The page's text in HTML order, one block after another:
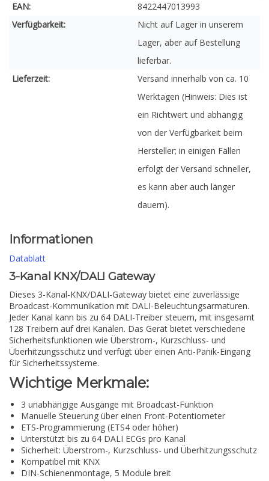
EAN:
8422447013993
Verfügbarkeit:
Nicht auf Lager in unserem
Lager, aber auf Bestellung
lieferbar.
Lieferzeit:
Versand innerhalb von ca. 10
Werktagen (Hinweis: Dies ist
ein Richtwert und abhängig
von der Verfügbarkeit beim
Hersteller; in einigen Fällen
erfolgt der Versand schneller,
es kann aber auch länger
dauern).
Informationen
Datablatt
3-Kanal KNX/DALI Gateway
Dieses 3-Kanal-KNX/DALI-Gateway bietet eine zuverlässige
Broadcast-Kommunikation mit DALI-Beleuchtungsarmaturen.
Jeder Kanal kann bis zu 64 DALI-Treiber steuern, mit insgesamt
128 Treibern auf drei Kanälen. Das Gerät bietet verschiedene
Sicherheitsfunktionen wie Überstrom-, Kurzschluss- und
Überhitzungsschutz und verfügt über einen Anti-Panik-Eingang
für Sicherheitssysteme.
Wichtige Merkmale:
3 unabhängige Ausgänge mit Broadcast-Funktion
Manuelle Steuerung über einen Front-Potentiometer
ETS-Programmierung (ETS4 oder höher)
Unterstützt bis zu 64 DALI ECGs pro Kanal
Sicherheit: Überstrom-, Kurzschluss- und Überhitzungsschutz
Kompatibel mit KNX
DIN-Schienenmontage, 5 Module breit